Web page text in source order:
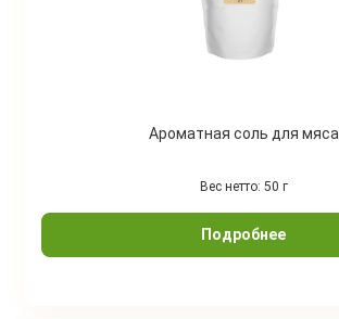
Ароматная соль для мяса
Вес нетто: 50 г
Подробнее